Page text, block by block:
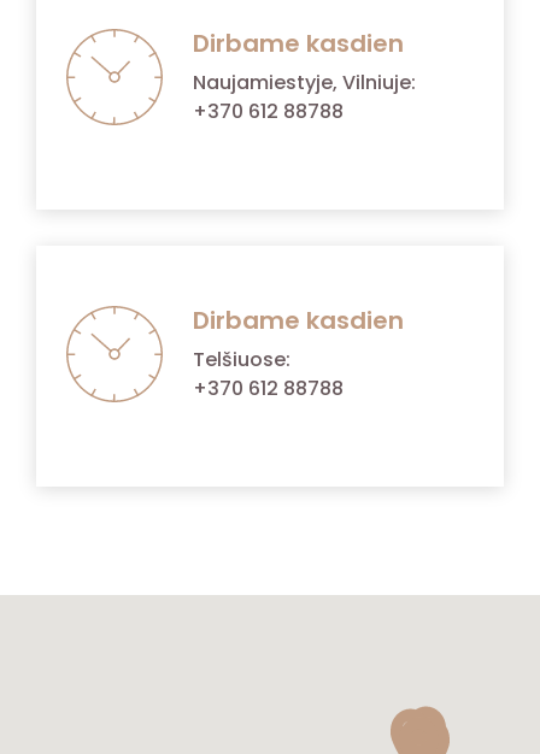
Dirbame kasdien
Naujamiestyje, Vilniuje:
+370 612 88788
Dirbame kasdien
Telšiuose:
+370 612 88788